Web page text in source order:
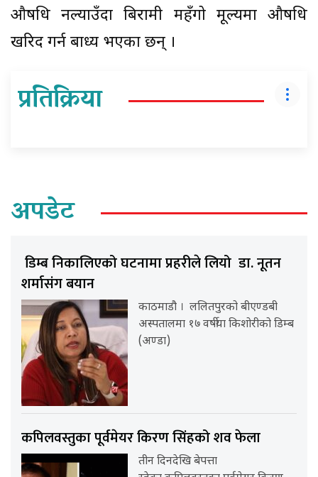
औषधि नल्याउँदा बिरामी महँगो मूल्यमा औषधि
खरिद गर्न बाध्य भएका छन् ।
प्रतिक्रिया
अपडेट
डिम्ब निकालिएको घटनामा प्रहरीले लियो डा. नूतन
शर्मासंग बयान
काठमाडौ । ललितपुरको बीएण्डबी
अस्पतालमा १७ वर्षीया किशोरीको डिम्ब
(अण्डा)
कपिलवस्तुका पूर्वमेयर किरण सिंहको शव फेला
तीन दिनदेखि बेपत्ता